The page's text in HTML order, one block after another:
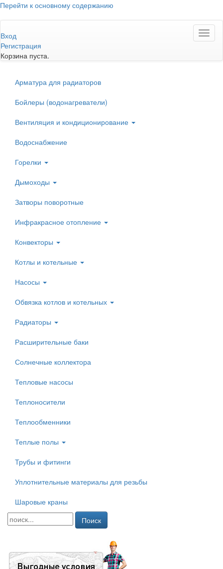
Перейти к основному содержанию
Вход
Регистрация
Корзина пуста.
Арматура для радиаторов
Бойлеры (водонагреватели)
Вентиляция и кондиционирование
Водоснабжение
Горелки
Дымоходы
Затворы поворотные
Инфракрасное отопление
Конвекторы
Котлы и котельные
Насосы
Обвязка котлов и котельных
Радиаторы
Расширительные баки
Солнечные коллектора
Тепловые насосы
Теплоносители
Теплообменники
Теплые полы
Трубы и фитинги
Уплотнительные материалы для резьбы
Шаровые краны
Поиск